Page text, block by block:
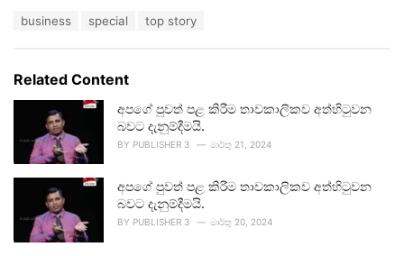
o
r
i
:
business special top story
Related Content
අපගේ පුවත් පළ කිරීම තාවකාලිකව අත්හිටුවන
බවට දැනුම්දීමයි.
BY PUBLISHER 3 මාර්තු 21, 2024
අපගේ පුවත් පළ කිරීම තාවකාලිකව අත්හිටුවන
බවට දැනුම්දීමයි.
BY PUBLISHER 3 මාර්තු 20, 2024